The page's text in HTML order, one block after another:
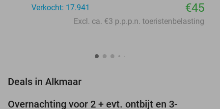
Verkocht: 17.941
€45
Excl. ca. €3 p.p.p.n. toeristenbelasting
Deals in Alkmaar
Overnachting voor 2 + evt. ontbijt en 3-